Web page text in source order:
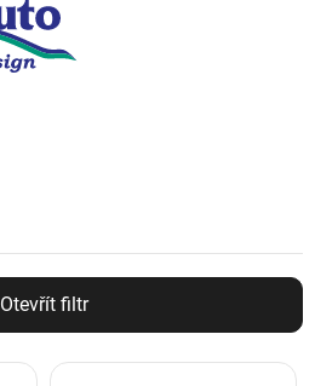
Otevřít filtr